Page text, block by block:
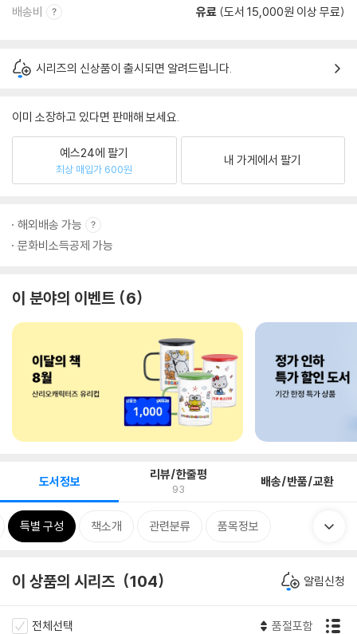
배송비 유료 (도서 15,000원 이상 무료)
시리즈의 신상품이 출시되면 알려드립니다.
이미 소장하고 있다면 판매해 보세요.
예스24에 팔기
최상 매입가 600원
내 가게에서 팔기
해외배송 가능
문화비소득공제 가능
이 분야의 이벤트 6
도서정보 리뷰/한줄평
93 배송/반품/교환
특별 구성 책소개 관련분류 품목정보
이 상품의 시리즈 104 알림신청
전체선택 품절포함